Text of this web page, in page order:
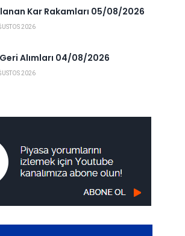
Kar Rakamları 05/08/2026
2026
Alımları 04/08/2026
2026